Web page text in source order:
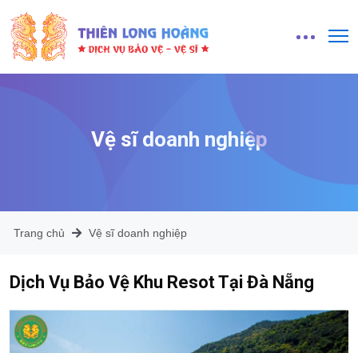
Vệ sĩ doanh nghiệp
Trang chủ Vệ sĩ doanh nghiệp
Dịch Vụ Bảo Vệ Khu Resot Tại Đà Nẵng